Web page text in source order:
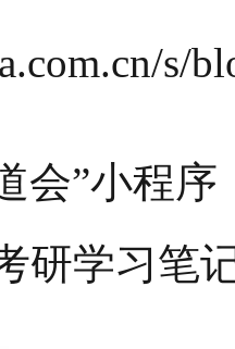
s/
会”小程序
研学习笔